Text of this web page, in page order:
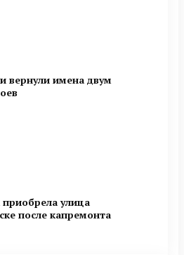
вернули имена двум
улица
после капремонта